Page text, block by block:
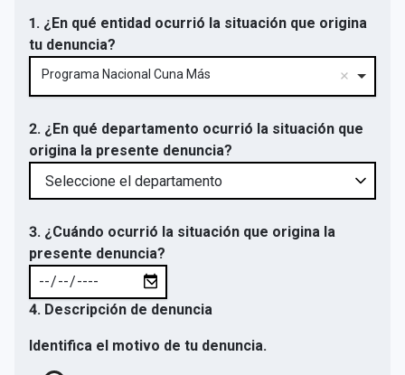
1. ¿En qué entidad ocurrió la situación que origina
tu denuncia?
Programa Nacional Cuna Más
2. ¿En qué departamento ocurrió la situación que
origina la presente denuncia?
3. ¿Cuándo ocurrió la situación que origina la
presente denuncia?
4. Descripción de denuncia
Identifica el motivo de tu denuncia.